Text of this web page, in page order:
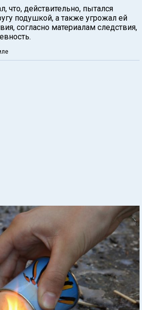
что, действительно, пытался
подушкой, а также угрожал ей
согласно материалам следствия,